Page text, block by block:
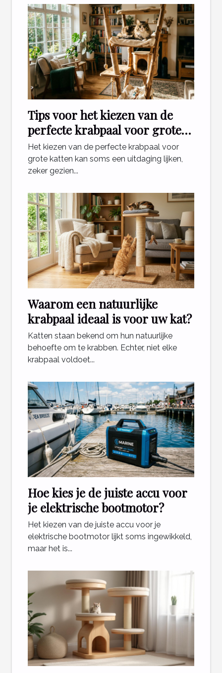
Tips voor het kiezen van de
perfecte krabpaal voor grote
katten
Het kiezen van de perfecte krabpaal voor
grote katten kan soms een uitdaging lijken,
zeker gezien...
Waarom een natuurlijke
krabpaal ideaal is voor uw kat?
Katten staan bekend om hun natuurlijke
behoefte om te krabben. Echter, niet elke
krabpaal voldoet...
Hoe kies je de juiste accu voor
je elektrische bootmotor?
Het kiezen van de juiste accu voor je
elektrische bootmotor lijkt soms ingewikkeld,
maar het is...